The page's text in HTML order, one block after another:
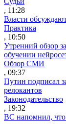
, 11:28
Власти
Практика
, 10:50
Утренний обзор
обучении
Обзор СМИ
, 09:37
Путин подписал
релокантов
Законодательство
, 19:32
ВС напомнил, что